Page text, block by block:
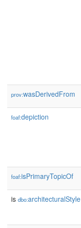
prov:wasDerivedFrom
foaf:depiction
foaf:isPrimaryTopicOf
is dbo:architecturalStyle